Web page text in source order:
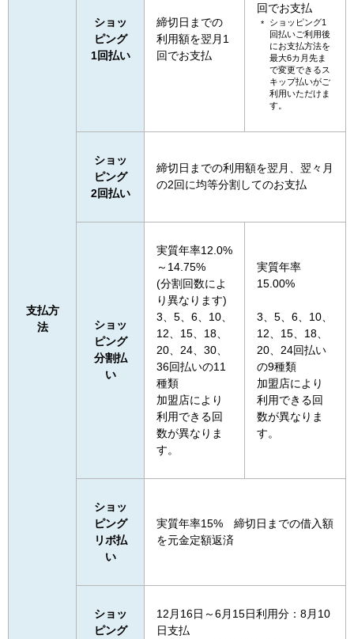
支払方
法
ショッ
ピング
1回払い
締切日までの
利用額を翌月1
回でお支払
回でお支払
ショッピング1
回払いご利用後
にお支払方法を
最大6カ月先ま
で変更できるス
キップ払いがご
利用いただけま
す。
ショッ
ピング
2回払い
締切日までの利用額を翌月、翌々月
の2回に均等分割してのお支払
ショッ
ピング
分割払
い
実質年率12.0%
～14.75%
(分割回数によ
り異なります)
3、5、6、10、
12、15、18、
20、24、30、
36回払いの11
種類
加盟店により
利用できる回
数が異なりま
す。
実質年率
15.00%
3、5、6、10、
12、15、18、
20、24回払い
の9種類
加盟店により
利用できる回
数が異なりま
す。
ショッ
ピング
リボ払
い
実質年率15% 締切日までの借入額
を元金定額返済
ショッ
ピング
12月16日～6月15日利用分：8月10
日支払